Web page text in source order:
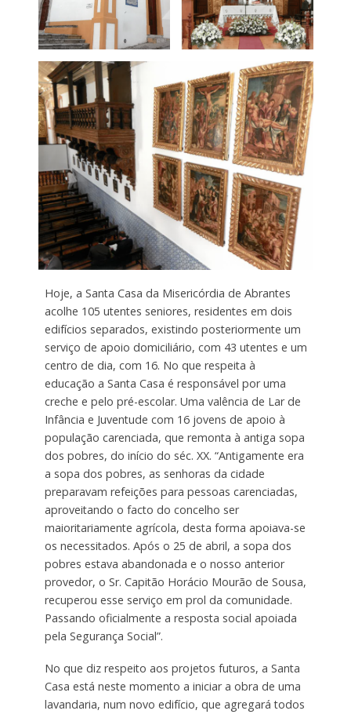
Hoje, a Santa Casa da Misericórdia de Abrantes
acolhe 105 utentes seniores, residentes em dois
edifícios separados, existindo posteriormente um
serviço de apoio domiciliário, com 43 utentes e um
centro de dia, com 16. No que respeita à
educação a Santa Casa é responsável por uma
creche e pelo pré-escolar. Uma valência de Lar de
Infância e Juventude com 16 jovens de apoio à
população carenciada, que remonta à antiga sopa
dos pobres, do início do séc. XX. “Antigamente era
a sopa dos pobres, as senhoras da cidade
preparavam refeições para pessoas carenciadas,
aproveitando o facto do concelho ser
maioritariamente agrícola, desta forma apoiava-se
os necessitados. Após o 25 de abril, a sopa dos
pobres estava abandonada e o nosso anterior
provedor, o Sr. Capitão Horácio Mourão de Sousa,
recuperou esse serviço em prol da comunidade.
Passando oficialmente a resposta social apoiada
pela Segurança Social”.
No que diz respeito aos projetos futuros, a Santa
Casa está neste momento a iniciar a obra de uma
lavandaria, num novo edifício, que agregará todos